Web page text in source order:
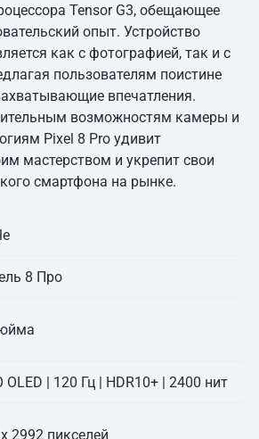
Tensor G3, обещающее
опыт. Устройство
как с фотографией, так и с
пользователям поистине
впечатления.
возможностям камеры и
Pixel 8 Pro удивит
мастерством и укрепит свои
смартфона на рынке.
8 Про
| 120 Гц | HDR10+ | 2400 нит
2992 пикселей